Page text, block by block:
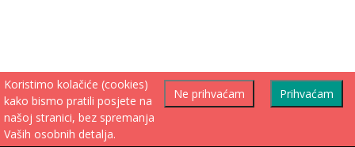
Prihvaćam
Ne prihvaćam
Koristimo kolačiće (cookies)
kako bismo pratili posjete na
našoj stranici, bez spremanja
Vaših osobnih detalja.